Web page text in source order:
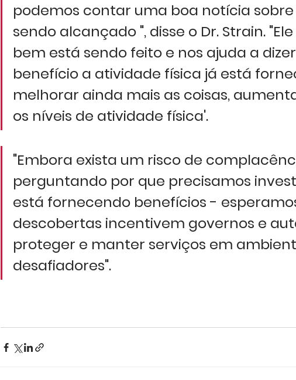
podemos contar uma boa notícia sobre
sendo alcançado ", disse o Dr. Strain.
bem está sendo feito e nos ajuda a
benefício a atividade física já está
melhorar ainda mais as coisas,
os níveis de atividade física'.
"Embora exista um risco de
perguntando por que precisamos
está fornecendo benefícios -
descobertas incentivem governos e
proteger e manter serviços em
desafiadores".